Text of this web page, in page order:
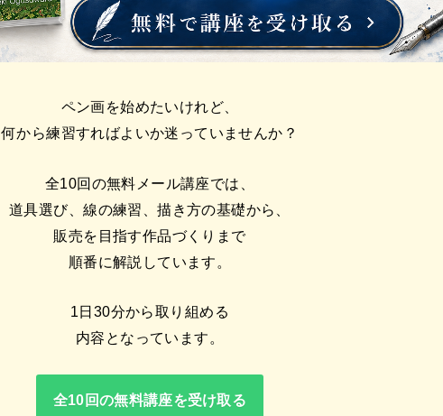
ペン画を始めたいけれど、
何から練習すればよいか迷っていませんか？
全10回の無料メール講座では、
道具選び、線の練習、描き方の基礎から、
販売を目指す作品づくりまで
順番に解説しています。
1日30分から取り組める
内容となっています。
全10回の無料講座を受け取る